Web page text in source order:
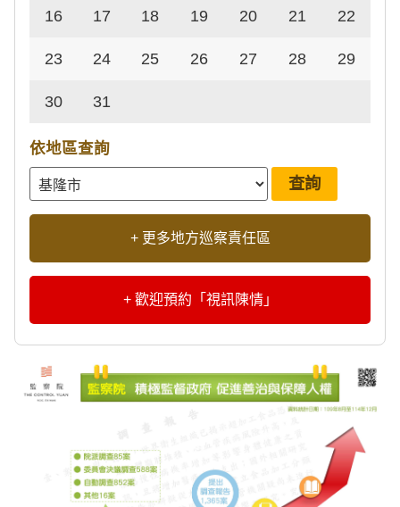
16 17 18 19 20 21 22
23 24 25 26 27 28 29
30 31
依地區查詢
+ 更多地方巡察責任區
+ 歡迎預約「視訊陳情」